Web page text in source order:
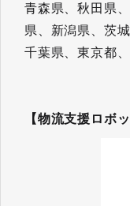
青森県、秋田県
県、新潟県、茨
千葉県、東京都
【物流支援ロボ